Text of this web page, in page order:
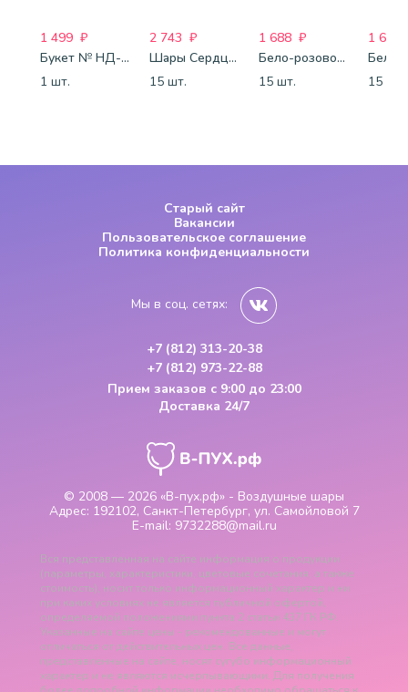
1 499 ₽
Букет № НД-77
1 шт.
2 743 ₽
Шары Сердца бело-розово-красные
15 шт.
1 688 ₽
Бело-розово-голубые шары-пастель
15 шт.
1 688
15 шт.
© 2008 — 2026 «В-пух.рф» - Воздушные шары
Адрес: 192102, Санкт-Петербург, ул. Самойловой 7
E-mail: 9732288@mail.ru
Старый сайт
Вакансии
Пользовательское соглашение
Политика конфиденциальности
Мы в соц. сетях:
+7 (812) 313-20-38
+7 (812) 973-22-88
Прием заказов с 9:00 до 23:00
Доставка 24/7
Вся представленная на сайте информация о продукции
(параметры, характеристики, цветовые сочетания, а также
стоимость), носит только информационный характер и ни
при каких условиях не является публичной офертой,
определяемой положениями пункта 2 статьи 437 ГК РФ.
Указанные на сайте цены - рекомендованные и могут
отличаться от действительных цен. Все данные,
представленные на сайте, носят сугубо информационный
характер и не являются исчерпывающими. Для получения